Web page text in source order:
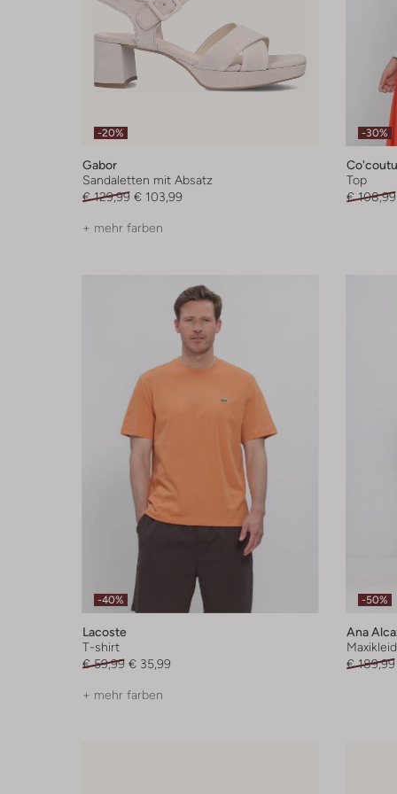
-20%
Gabor
Sandaletten mit Absatz
€ 129,99 € 103,99
+ mehr farben
-30%
Top
€ 108,99
-40%
Lacoste
T-shirt
€ 59,99 € 35,99
+ mehr farben
-50%
Ana
Maxikleid
€ 189,99